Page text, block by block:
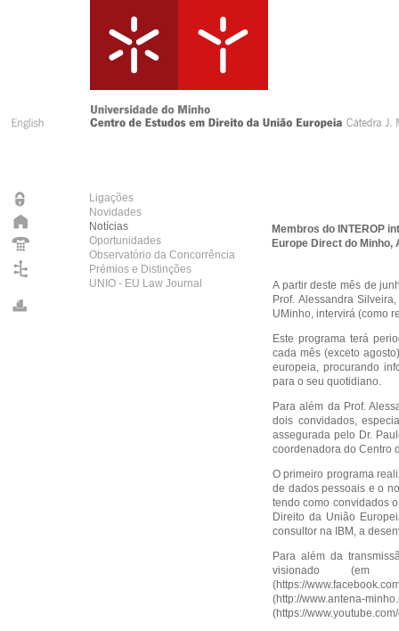
Ligações
Novidades
Notícias
Oportunidades
Observatório da Concorrência
Prémios e Distinções
UNIO - EU Law Journal
Membros do INTEROP
Europe Direct do Minho,
A partir deste mês de
Prof. Alessandra
UMinho, intervirá (como
Este programa terá
cada mês (exceto
europeia, procurando
para o seu quotidiano.
Para além da Prof.
dois convidados,
assegurada pelo Dr.
coordenadora do Centro
O primeiro programa
de dados pessoais e o
tendo como convidados
Direito da União
consultor na IBM, a
Para além da
visionado (em
(https://
(http://www.antena-
(https://